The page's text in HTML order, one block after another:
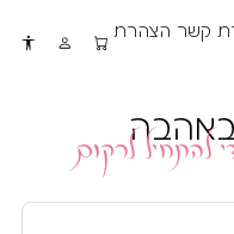
קשר הצהרת
לרקום